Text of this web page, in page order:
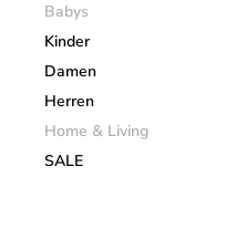
Babys
Kinder
Damen
Herren
Home & Living
SALE